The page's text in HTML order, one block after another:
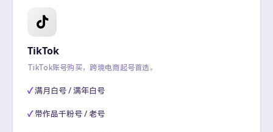
TikTok
TikTok账号购买，跨境电商起号首选。
满月白号 / 满年白号
带作品千粉号 / 老号